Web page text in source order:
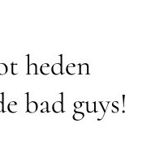
heden
bad guys!